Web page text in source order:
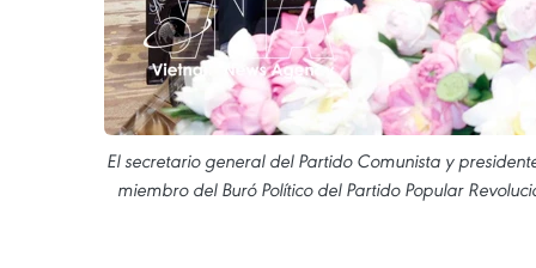
El secretario general del Partido Comunista y
miembro del Buró Político del Partido Popular